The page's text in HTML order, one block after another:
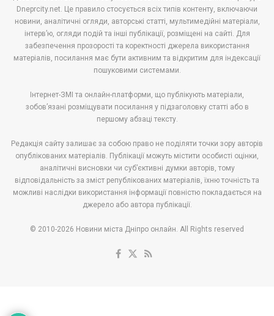
Dneprcity.net. Це правило стосується всіх типів контенту, включаючи
новини, аналітичні огляди, авторські статті, мультимедійні матеріали,
інтерв’ю, огляди подій та інші публікації, розміщені на сайті. Для
забезпечення прозорості та коректності джерела використання
матеріалів, посилання має бути активним та відкритим для індексації
пошуковими системами.
Інтернет-ЗМІ та онлайн-платформи, що публікують матеріали,
зобов’язані розміщувати посилання у підзаголовку статті або в
першому абзаці тексту.
Редакція сайту залишає за собою право не поділяти точки зору авторів
опублікованих матеріалів. Публікації можуть містити особисті оцінки,
аналітичні висновки чи суб’єктивні думки авторів, тому
відповідальність за зміст републікованих матеріалів, їхню точність та
можливі наслідки використання інформації повністю покладається на
джерело або автора публікації.
© 2010-2026 Новини міста Дніпро онлайн. All Rights reserved